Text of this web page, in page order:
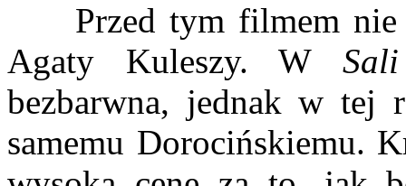
Przed tym filmem nie
Agaty Kuleszy. W
bezbarwna, jednak w tej
samemu Dorocińskiemu.